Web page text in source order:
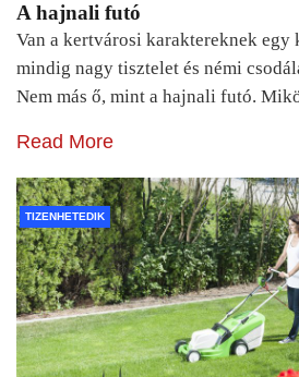
A hajnali futó
Van a kertvárosi karaktereknek
mindig nagy tisztelet és némi
Nem más ő, mint a hajnali futó.
Read More
TIZENHETEDIK